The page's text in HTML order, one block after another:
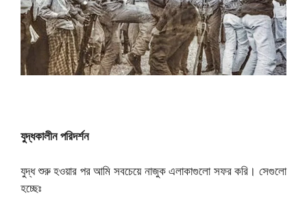
যুদ্ধকালীন পরিদর্শন
যুদ্ধ শুরু হওয়ার পর আমি সবচেয়ে নাজুক এলাকাগুলো সফর করি। সেগুলো
হচ্ছেঃ